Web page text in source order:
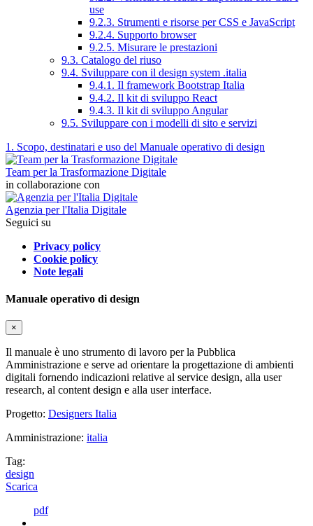
use
9.2.3. Strumenti e risorse per CSS e JavaScript
9.2.4. Supporto browser
9.2.5. Misurare le prestazioni
9.3. Catalogo del riuso
9.4. Sviluppare con il design system .italia
9.4.1. Il framework Bootstrap Italia
9.4.2. Il kit di sviluppo React
9.4.3. Il kit di sviluppo Angular
9.5. Sviluppare con i modelli di sito e servizi
1. Scopo, destinatari e uso del Manuale operativo di design
Team per la Trasformazione Digitale
in collaborazione con
Agenzia per l'Italia Digitale
Seguici su
Privacy policy
Cookie policy
Note legali
Manuale operativo di design
×
Il manuale è uno strumento di lavoro per la Pubblica
Amministrazione e serve ad orientare la progettazione di ambienti
digitali fornendo indicazioni relative al service design, alla user
research, al content design e alla user interface.
Progetto: Designers Italia
Amministrazione: italia
Tag:
design
Scarica
pdf